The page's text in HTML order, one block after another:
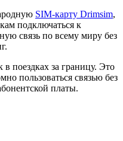
SIM-карту Drimsim,
подключаться к
связь по всему миру без
за границу. Это
пользоваться связью без
платы.